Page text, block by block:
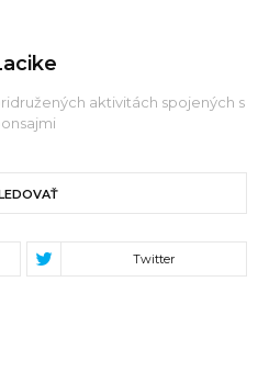
aktivitách spojených s